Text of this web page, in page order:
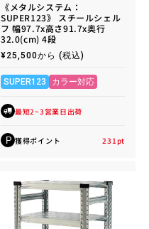
《メタルシステム：
SUPER123》 スチールシェル
フ 幅97.7x高さ91.7x奥行
32.0(cm) 4段
通
価
格
¥25,500から (税込)
SUPER123 カラー対応
最短2~3営業日出荷
P 獲得ポイント 231 pt